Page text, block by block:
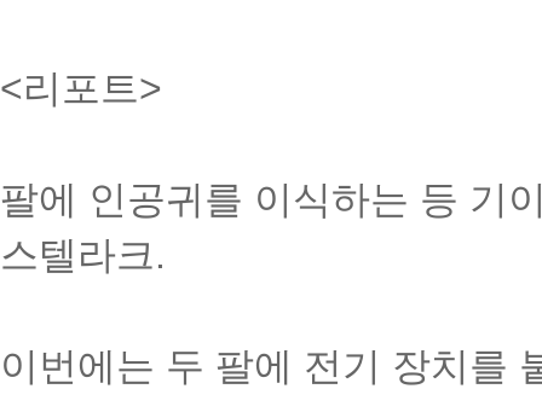
<리포트>
팔에 인공귀를 이식하는 등 기
스텔라크.
이번에는 두 팔에 전기 장치를